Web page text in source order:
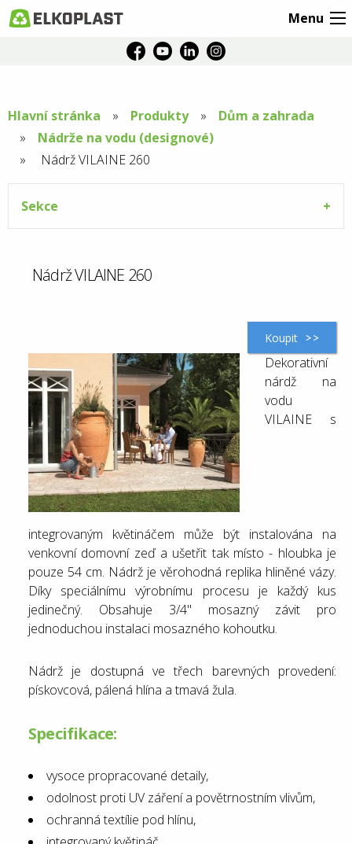
Menu
Hlavní stránka Produkty
Dům a zahrada
Nádrže na vodu (designové)
Aktuální
stránka:
Nádrž VILAINE 260
Sekce
Nádrž VILAINE 260
Koupit
Dekorativní
nárdž na
vodu
VILAINE s
integrovaným květináčem může být instalována na
venkovní domovní zeď a ušetřit tak místo - hloubka je
pouze 54 cm. Nádrž je věrohodná replika hliněné vázy.
Díky speciálnímu výrobnímu procesu je každý kus
jedinečný. Obsahuje 3/4" mosazný závit pro
jednoduchou instalaci mosazného kohoutku.
Nádrž je dostupná ve třech barevných provedení:
pískovcová, pálená hlína a tmavá žula.
Specifikace:
vysoce propracované detaily,
odolnost proti UV záření a povětrnostním vlivům,
ochranná textílie pod hlínu,